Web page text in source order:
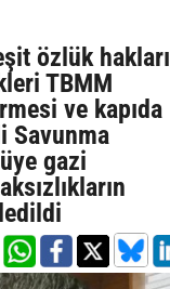
özlük hakları
TBMM
ve kapıda
Savunma
gazi